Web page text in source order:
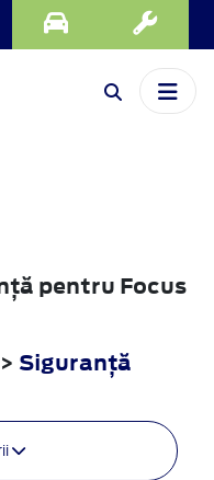
pentru Focus
> Siguranţă